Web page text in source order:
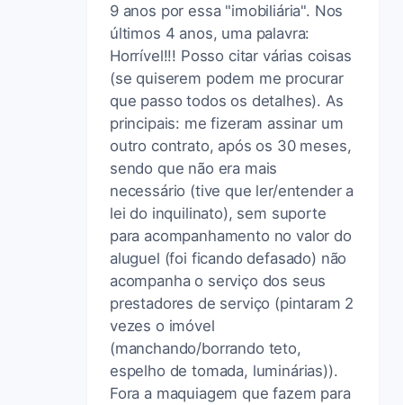
9 anos por essa "imobiliária". Nos
últimos 4 anos, uma palavra:
Horrível!!! Posso citar várias coisas
(se quiserem podem me procurar
que passo todos os detalhes). As
principais: me fizeram assinar um
outro contrato, após os 30 meses,
sendo que não era mais
necessário (tive que ler/entender a
lei do inquilinato), sem suporte
para acompanhamento no valor do
aluguel (foi ficando defasado) não
acompanha o serviço dos seus
prestadores de serviço (pintaram 2
vezes o imóvel
(manchando/borrando teto,
espelho de tomada, luminárias)).
Fora a maquiagem que fazem para